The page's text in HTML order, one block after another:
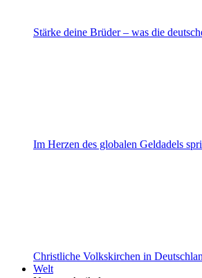
Stärke deine Brüder – was die
Im Herzen des globalen Geldadels
Christliche Volkskirchen in
Welt